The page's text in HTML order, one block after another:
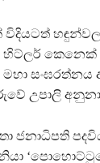
විදියටත්
කෙනෙක්
සංඝරත්නය
උපාලි
ජනාධිපති